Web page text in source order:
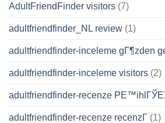
AdultFriendFinder visitors (7)
adultfriendfinder_NL review (1)
adultfriendfinder-inceleme gГ¶zden
adultfriendfinder-inceleme visitors (2)
adultfriendfinder-recenze
adultfriendfinder-recenze recenzГ­ (1)